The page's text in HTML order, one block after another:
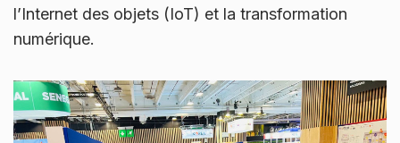
l’Internet des objets (IoT) et la transformation
numérique.